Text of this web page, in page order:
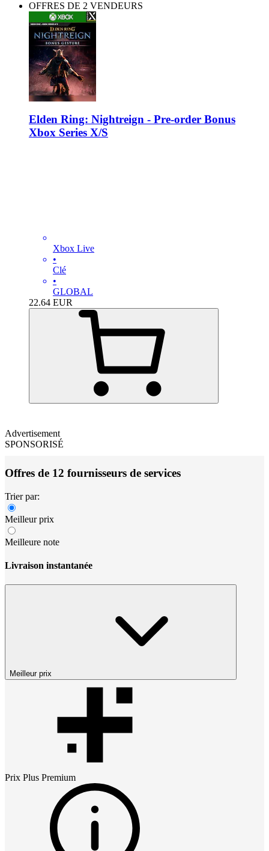
OFFRES DE 2 VENDEURS
Elden Ring: Nightreign - Pre-order Bonus
Xbox Series X/S
Xbox Live
•
Clé
•
GLOBAL
22.64 EUR
Advertisement
SPONSORISÉ
Offres de 12 fournisseurs de services
Trier par:
Meilleur prix
Meilleure note
Livraison instantanée
Meilleur prix
Prix Plus Premium